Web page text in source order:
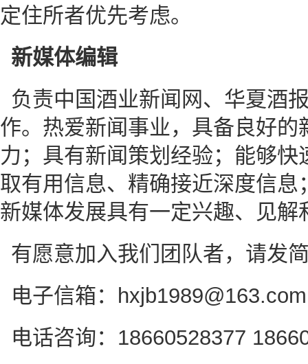
定住所者优先考虑。
新媒体编辑
负责中国酒业新闻网、华夏酒
作。热爱新闻事业，具备良好
力；具有新闻策划经验；能够
取有用信息、精确接近深度信
新媒体发展具有一定兴趣、见解
有愿意加入我们团队者，请发
电子信箱：
电话咨询：18660528377